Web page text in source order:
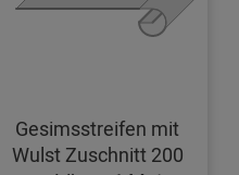
Gesimsstreifen mit
Wulst Zuschnitt 200